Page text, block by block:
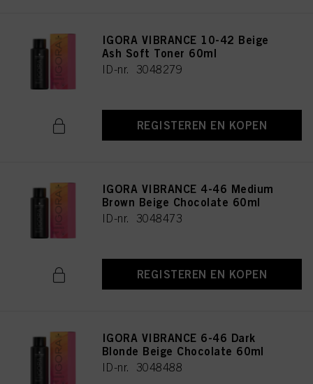
IGORA VIBRANCE 10-42 Beige
Ash Soft Toner 60ml
ID-nr. 3048279
REGISTEREN EN KOPEN
IGORA VIBRANCE 4-46 Medium
Brown Beige Chocolate 60ml
ID-nr. 3048473
REGISTEREN EN KOPEN
IGORA VIBRANCE 6-46 Dark
Blonde Beige Chocolate 60ml
ID-nr. 3048488